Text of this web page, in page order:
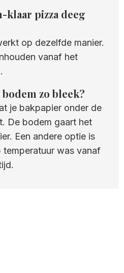
klaar pizza deeg
op dezelfde manier.
vanaf het
zo bleek?
je bakpapier onder de
De bodem gaart het
Een andere optie is
was vanaf